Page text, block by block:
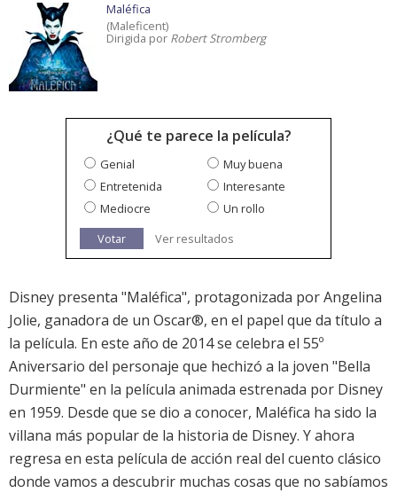
Maléfica
(Maleficent)
Dirigida por Robert Stromberg
¿Qué te parece la película?
Genial
Muy buena
Entretenida
Interesante
Mediocre
Un rollo
Votar
Ver resultados
Disney presenta "Maléfica", protagonizada por Angelina
Jolie, ganadora de un Oscar®, en el papel que da título a
la película. En este año de 2014 se celebra el 55º
Aniversario del personaje que hechizó a la joven "Bella
Durmiente" en la película animada estrenada por Disney
en 1959. Desde que se dio a conocer, Maléfica ha sido la
villana más popular de la historia de Disney. Y ahora
regresa en esta película de acción real del cuento clásico
donde vamos a descubrir muchas cosas que no sabíamos